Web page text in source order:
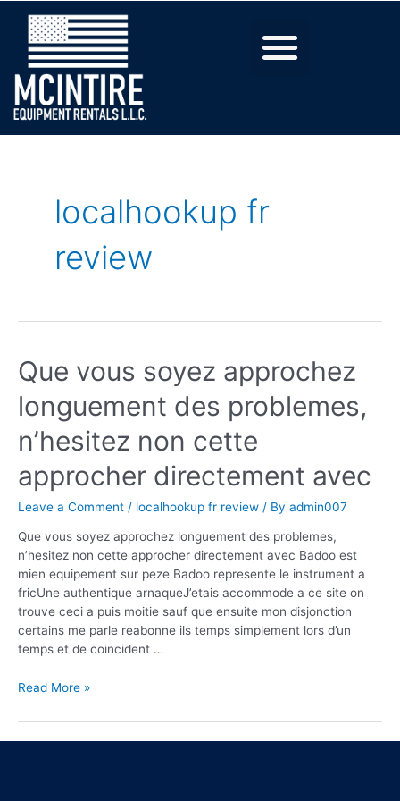
localhookup fr
review
Que vous soyez approchez
longuement des problemes,
n’hesitez non cette
approcher directement avec
Leave a Comment / localhookup fr review / By admin007
Que vous soyez approchez longuement des problemes,
n’hesitez non cette approcher directement avec Badoo est
mien equipement sur peze Badoo represente le instrument a
fricUne authentique arnaqueJ’etais accommode a ce site on
trouve ceci a puis moitie sauf que ensuite mon disjonction
certains me parle reabonne ils temps simplement lors d’un
temps et de coincident …
Read More »